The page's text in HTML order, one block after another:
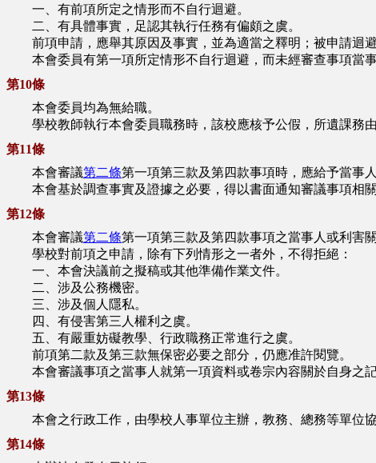
一、有前項所定之情形而不自行迴避。
二、有具體事實，足認其執行任務有偏頗之虞。
前項申請，應舉其原因及事實，並為適當之釋明；被申請迴避
本會委員有第一項所定情形不自行迴避，而未經審查事項當事
第10條
本會委員均為無給職。
學校教師執行本會委員職務時，該校應核予公假，所遺課務由
第11條
本會審議第二條第一項第三款及第四款事項時，應給予當事
本會基於調查事實及證據之必要，得以書面通知審議事項相關
第12條
本會審議第二條第一項第三款及第四款事項之當事人或利害
學校對前項之申請，除有下列情形之一者外，不得拒絕：
一、本會決議前之擬稿或其他準備作業文件。
二、涉及公務機密。
三、涉及個人隱私。
四、有侵害第三人權利之虞。
五、有嚴重妨礙教學、行政職務正常進行之虞。
前項第二款及第三款無保密必要之部分，仍應准許閱覽。
本會審議事項之當事人就第一項資料或卷宗內容關於自身之記
第13條
本會之行政工作，由學校人事單位主辦，教務、總務等單位協
第14條